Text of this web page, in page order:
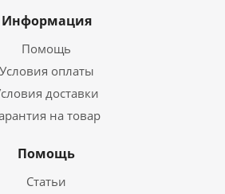
Информация
Помощь
Условия оплаты
доставки
на товар
Помощь
Статьи